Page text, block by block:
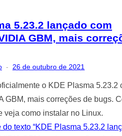
5.23.2 lançado com
GBM, mais
Posted
26 de outubro de 2021
o KDE Plasma 5.23.2
GBM, mais correções de bugs.
veja como instalar no Linux.
do texto “KDE Plasma 5.23.2